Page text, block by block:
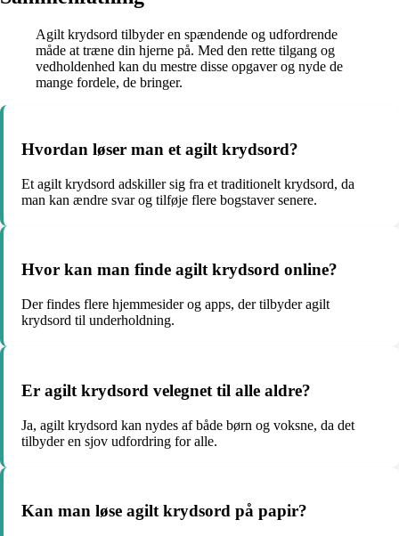
Agilt krydsord tilbyder en spændende og udfordrende
måde at træne din hjerne på. Med den rette tilgang og
vedholdenhed kan du mestre disse opgaver og nyde de
mange fordele, de bringer.
Hvordan løser man et agilt krydsord?
Et agilt krydsord adskiller sig fra et traditionelt krydsord, da
man kan ændre svar og tilføje flere bogstaver senere.
Hvor kan man finde agilt krydsord online?
Der findes flere hjemmesider og apps, der tilbyder agilt
krydsord til underholdning.
Er agilt krydsord velegnet til alle aldre?
Ja, agilt krydsord kan nydes af både børn og voksne, da det
tilbyder en sjov udfordring for alle.
Kan man løse agilt krydsord på papir?